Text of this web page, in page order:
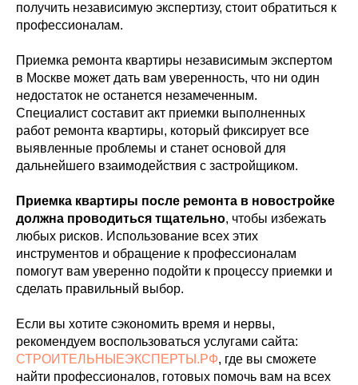
получить независимую экспертизу, стоит обратиться к
профессионалам.
Приемка ремонта квартиры независимым экспертом
в Москве может дать вам уверенность, что ни один
недостаток не останется незамеченным.
Специалист составит акт приемки выполненных
работ ремонта квартиры, который фиксирует все
выявленные проблемы и станет основой для
дальнейшего взаимодействия с застройщиком.
Приемка квартиры после ремонта в новостройке
должна проводиться тщательно, чтобы избежать
любых рисков. Использование всех этих
инструментов и обращение к профессионалам
помогут вам уверенно подойти к процессу приемки и
сделать правильный выбор.
Если вы хотите сэкономить время и нервы,
рекомендуем воспользоваться услугами сайта:
СТРОИТЕЛЬНЫЕЭКСПЕРТЫ.РФ, где вы сможете
найти профессионалов, готовых помочь вам на всех